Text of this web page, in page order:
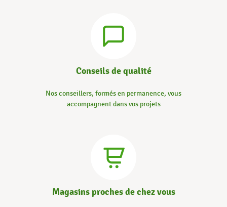
Conseils de qualité
Nos conseillers, formés en permanence, vous
accompagnent dans vos projets
Magasins proches de chez vous